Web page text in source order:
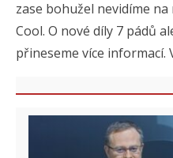
zase bohužel nevidíme
Cool. O nové díly 7 pádů
přineseme více informací.